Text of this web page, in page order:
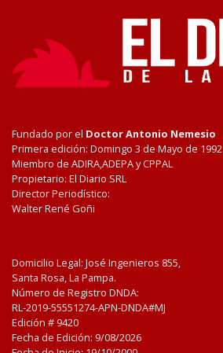
Fundado por el Doctor Antonio Nemesio
Primera edición: Domingo 3 de Mayo de 1992
Miembro de ADIRA,ADEPA y CPPAL
Propietario: El Diario SRL
Director Periodístico:
Walter René Goñi
Domicilio Legal: José Ingenieros 855,
Santa Rosa, La Pampa.
Número de Registro DNDA:
RL-2019-55551274-APN-DNDA#MJ
Edición # 9420
Fecha de Edición: 9/08/2026